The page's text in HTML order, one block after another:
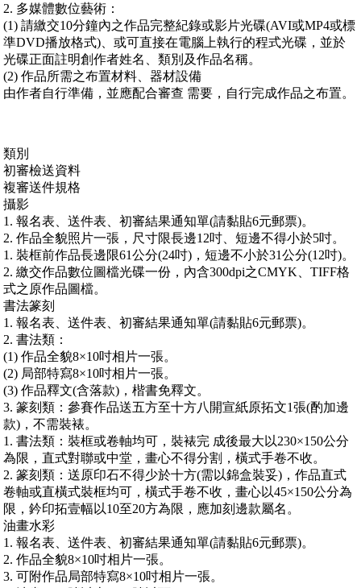
2. 多媒體數位藝術：
(1) 請繳交10分鐘內之作品完整紀錄或影片光碟(AVI或MP4或標
準DVD播放格式)、或可直接在電腦上執行的程式光碟，並於
光碟正面註明創作者姓名、類別及作品名稱。
(2) 作品所需之布置材料、器材設備
由作者自行準備，並應配合審查 需要，自行完成作品之布置。
類別
初審檢送資料
複審送件規格
攝影
1. 報名表、送件表、初審結果通知單(請黏貼6元郵票)。
2. 作品全貌照片一張，尺寸限長邊12吋、短邊不得小於5吋。
1. 裝框前作品長邊限61公分(24吋)，短邊不小於31公分(12吋)。
2. 繳交作品數位圖檔光碟一份，內含300dpi之CMYK、TIFF格
式之原作品圖檔。
書法篆刻
1. 報名表、送件表、初審結果通知單(請黏貼6元郵票)。
2. 書法類：
(1) 作品全貌8×10吋相片一張。
(2) 局部特寫8×10吋相片一張。
(3) 作品釋文(含落款)，楷書免釋文。
3. 篆刻類：參賽作品送五方至十方八開宣紙原拓文1張(酌加邊
款)，不需裝裱。
1. 書法類：裝框或卷軸均可，裝裱完 成後最大以230×150公分
為限，直式對聯或中堂，畫心不得分割，橫式手卷不收。
2. 篆刻類：送原印石不得少於十方(需以錦盒裝妥)，作品直式
卷軸或直橫式裝框均可，橫式手卷不收，畫心以45×150公分為
限，鈐印拓壹幅以10至20方為限，應加刻邊款屬名。
油畫水彩
1. 報名表、送件表、初審結果通知單(請黏貼6元郵票)。
2. 作品全貌8×10吋相片一張。
3. 可附作品局部特寫8×10吋相片一張。